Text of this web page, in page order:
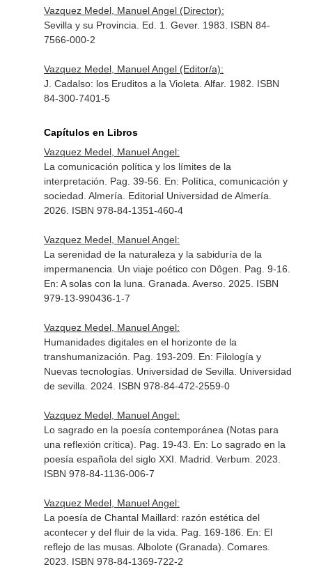
Vazquez Medel, Manuel Angel (Director):
Sevilla y su Provincia. Ed. 1. Gever. 1983. ISBN 84-
7566-000-2
Vazquez Medel, Manuel Angel (Editor/a):
J. Cadalso: los Eruditos a la Violeta. Alfar. 1982. ISBN
84-300-7401-5
Capítulos en Libros
Vazquez Medel, Manuel Angel:
La comunicación política y los límites de la
interpretación. Pag. 39-56. En: Política, comunicación y
sociedad . Almería. Editorial Universidad de Almería.
2026. ISBN 978-84-1351-460-4
Vazquez Medel, Manuel Angel:
La serenidad de la naturaleza y la sabiduría de la
impermanencia. Un viaje poético con Dôgen. Pag. 9-16.
En: A solas con la luna . Granada. Averso. 2025. ISBN
979-13-990436-1-7
Vazquez Medel, Manuel Angel:
Humanidades digitales en el horizonte de la
transhumanización. Pag. 193-209. En: Filología y
Nuevas tecnologías. Universidad de Sevilla. Universidad
de sevilla. 2024. ISBN 978-84-472-2559-0
Vazquez Medel, Manuel Angel:
Lo sagrado en la poesía contemporánea (Notas para
una reflexión crítica). Pag. 19-43. En: Lo sagrado en la
poesía española del siglo XXI . Madrid. Verbum. 2023.
ISBN 978-84-1136-006-7
Vazquez Medel, Manuel Angel:
La poesía de Chantal Maillard: razón estética del
acontecer y del fluir de la vida. Pag. 169-186. En: El
reflejo de las musas. Albolote (Granada). Comares.
2023. ISBN 978-84-1369-722-2